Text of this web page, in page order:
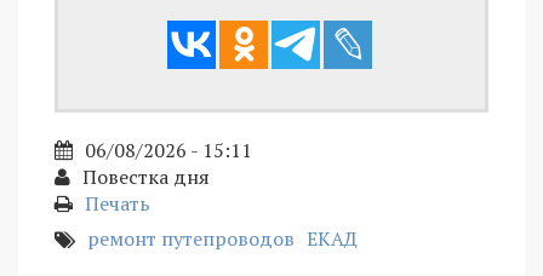
06/08/2026 - 15:11
Повестка дня
Печать
ремонт путепроводов ЕКАД